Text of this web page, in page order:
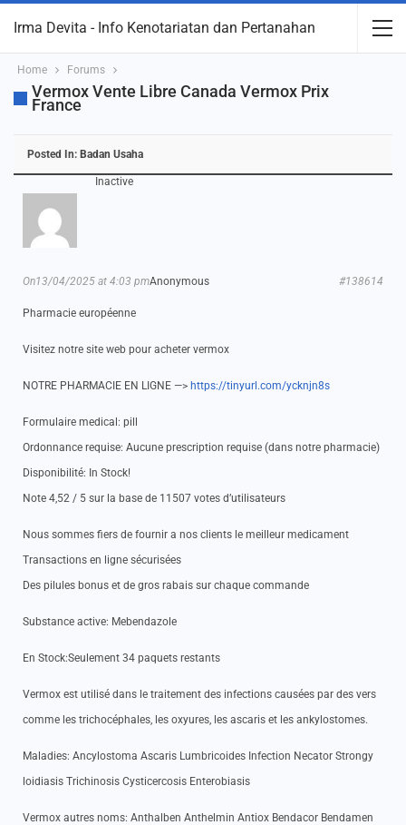
Irma Devita - Info Kenotariatan dan Pertanahan
Home Forums
Vermox Vente Libre Canada Vermox Prix
France
Posted In: Badan Usaha
Inactive
Anonymous
On13/04/2025 at 4:03 pm #138614
Pharmacie européenne
Visitez notre site web pour acheter vermox
NOTRE PHARMACIE EN LIGNE —> https://tinyurl.com/ycknjn8s
Formulaire medical: pill
Ordonnance requise: Aucune prescription requise (dans notre pharmacie)
Disponibilité: In Stock!
Note 4,52 / 5 sur la base de 11507 votes d’utilisateurs
Nous sommes fiers de fournir a nos clients le meilleur medicament
Transactions en ligne sécurisées
Des pilules bonus et de gros rabais sur chaque commande
Substance active: Mebendazole
En Stock:Seulement 34 paquets restants
Vermox est utilisé dans le traitement des infections causées par des vers
comme les trichocéphales, les oxyures, les ascaris et les ankylostomes.
Maladies: Ancylostoma Ascaris Lumbricoides Infection Necator Strongy
loidiasis Trichinosis Cysticercosis Enterobiasis
Vermox autres noms: Anthalben Anthelmin Antiox Bendacor Bendamen